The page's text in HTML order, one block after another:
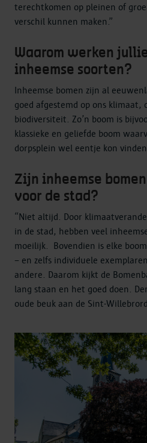
terechtkomen op pleinen of
verschil kunnen maken.”
Waarom werken
inheemse soorten?
Inheemse bomen zijn al
goed afgestemd op ons klimaat,
biodiversiteit. Zo’n boom is
klassieke en geliefde boom
dorpsplein wel eentje kon
Zijn inheemse
voor de stad?
“Niet altijd. Door
in de stad, hebben veel
moeilijk. Bovendien is elke
– en zelfs individuele
andere. Daarom kijkt de
lang staan en het goed doen.
oude beuk aan de Sint-